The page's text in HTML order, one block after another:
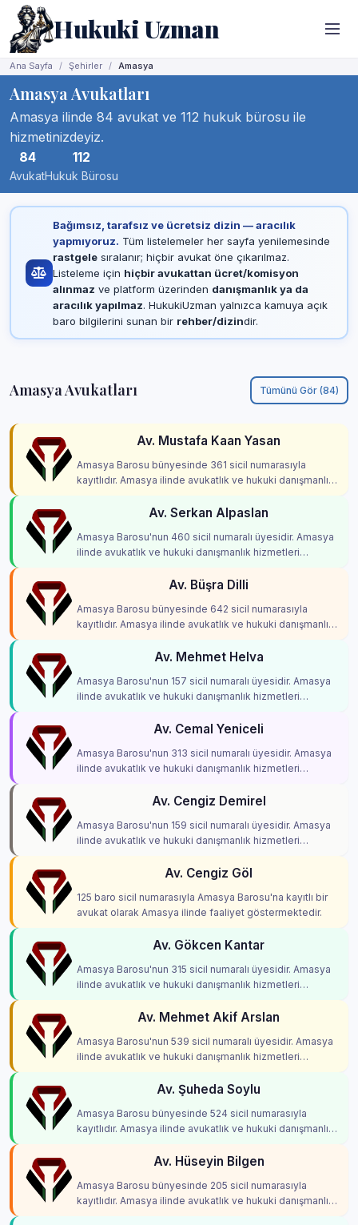
Hukuki Uzman
Ana Sayfa Şehirler Amasya
Amasya Avukatları
Amasya ilinde 84 avukat ve 112 hukuk bürosu ile
hizmetinizdeyiz.
84
Avukat
112
Hukuk Bürosu
Bağımsız, tarafsız ve ücretsiz dizin — aracılık
yapmıyoruz. Tüm listelemeler her sayfa yenilemesinde
rastgelesıralanır; hiçbir avukat öne çıkarılmaz.
Listeleme için hiçbir avukattan ücret/komisyon
alınmaz ve platform üzerinden danışmanlık ya da
aracılık yapılmaz. HukukiUzman yalnızca kamuya açık
baro bilgilerini sunan bir rehber/dizindir.
Amasya Avukatları Tümünü Gör (84)
Av. Mustafa Kaan Yasan
Amasya Barosu bünyesinde 361 sicil numarasıyla
kayıtlıdır. Amasya ilinde avukatlık ve hukuki danışmanlık
Av. Serkan Alpaslan
Amasya Barosu'nun 460 sicil numaralı üyesidir. Amasya
ilinde avukatlık ve hukuki danışmanlık hizmetleri
Av. Büşra Dilli
Amasya Barosu bünyesinde 642 sicil numarasıyla
kayıtlıdır. Amasya ilinde avukatlık ve hukuki danışmanlık
Av. Mehmet Helva
Amasya Barosu'nun 157 sicil numaralı üyesidir. Amasya
ilinde avukatlık ve hukuki danışmanlık hizmetleri
Av. Cemal Yeniceli
Amasya Barosu'nun 313 sicil numaralı üyesidir. Amasya
ilinde avukatlık ve hukuki danışmanlık hizmetleri
Av. Cengiz Demirel
Amasya Barosu'nun 159 sicil numaralı üyesidir. Amasya
ilinde avukatlık ve hukuki danışmanlık hizmetleri
Av. Cengiz Göl
125 baro sicil numarasıyla Amasya Barosu'na kayıtlı bir
avukat olarak Amasya ilinde faaliyet göstermektedir.
Av. Gökcen Kantar
Amasya Barosu'nun 315 sicil numaralı üyesidir. Amasya
ilinde avukatlık ve hukuki danışmanlık hizmetleri
Av. Mehmet Akif Arslan
Amasya Barosu'nun 539 sicil numaralı üyesidir. Amasya
ilinde avukatlık ve hukuki danışmanlık hizmetleri
Av. Şuheda Soylu
Amasya Barosu bünyesinde 524 sicil numarasıyla
kayıtlıdır. Amasya ilinde avukatlık ve hukuki danışmanlık
Av. Hüseyin Bilgen
Amasya Barosu bünyesinde 205 sicil numarasıyla
kayıtlıdır. Amasya ilinde avukatlık ve hukuki danışmanlık